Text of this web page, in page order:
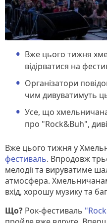
Вже цього тижня
відірватися на
Організатори
чим дивуватимуть
Усе, що
про "Rock&Buh",
Вже цього тижня у
фестиваль. Впродовж
мелодії та вируватиме
атмосфера.
вхід, хорошу музику та
Що? Рок-фестиваль